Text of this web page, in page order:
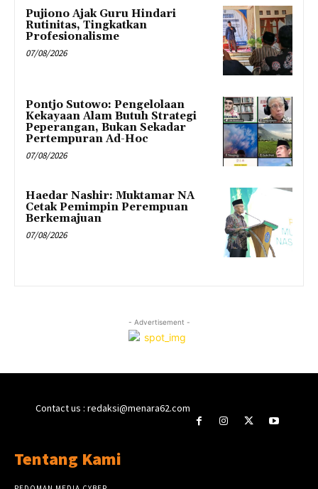
Pujiono Ajak Guru Hindari
Rutinitas, Tingkatkan
Profesionalisme
07/08/2026
Pontjo Sutowo: Pengelolaan
Kekayaan Alam Butuh Strategi
Peperangan, Bukan Sekadar
Pertempuran Ad-Hoc
07/08/2026
Haedar Nashir: Muktamar NA
Cetak Pemimpin Perempuan
Berkemajuan
07/08/2026
- Advertisement -
Contact us : redaksi@menara62.com
Tentang Kami